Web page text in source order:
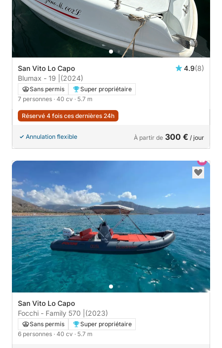
San Vito Lo Capo 4.9(8)
Blumax - 19 | (2024)
Sans permis
Super propriétaire
7 personnes · 40 cv · 5.7 m
Réservé 4 fois ces dernières 24h
Annulation flexible À partir de 300 € / jour
San Vito Lo Capo
Focchi - Family 570 | (2023)
Sans permis
Super propriétaire
6 personnes · 40 cv · 5.7 m